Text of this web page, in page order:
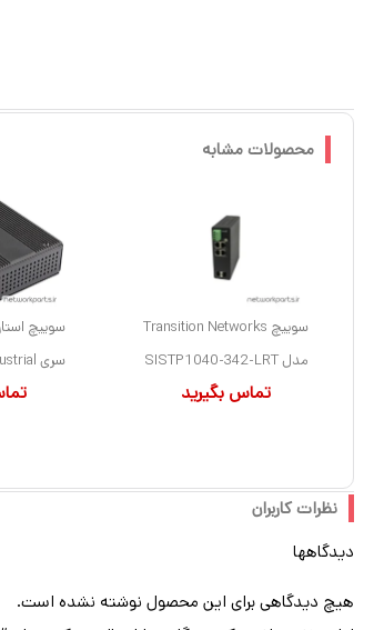
محصولات مشابه
سوییچ Transition Networks
مدل SISTP1040-342-LRT
تماس بگیرید
نظرات کاربران
دیدگاهها
هیچ دیدگاهی برای این محصول نوشته نشده است.